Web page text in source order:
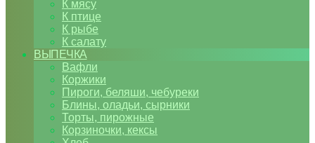
К мясу
К птице
К рыбе
К салату
ВЫПЕЧКА
Вафли
Коржики
Пироги, беляши, чебуреки
Блины, оладьи, сырники
Торты, пирожные
Корзиночки, кексы